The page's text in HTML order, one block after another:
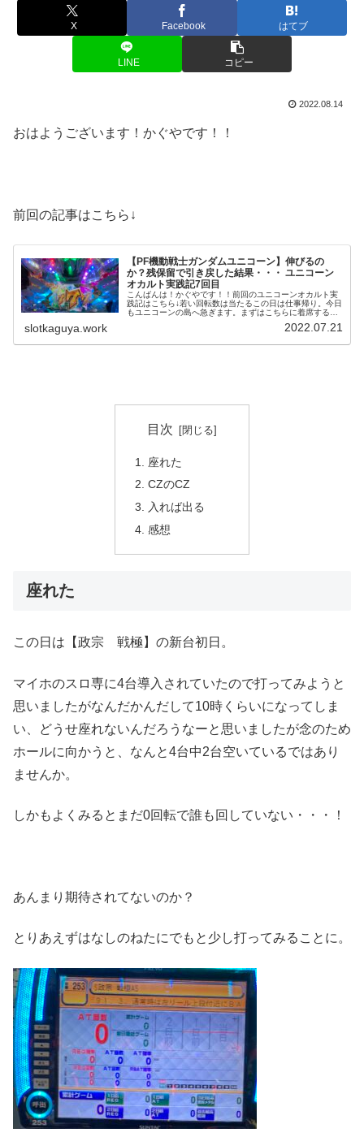
X Facebook はてブ
LINE コピー
2022.08.14
おはようございます！かぐやです！！
前回の記事はこちら↓
【PF機動戦士ガンダムユニコーン】伸びるの
か？残保留で引き戻した結果・・・ ユニコーン
オカルト実践記7回目
こんばんは！かぐやです！！前回のユニコーンオカルト実
践記はこちら↓若い回転数は当たるこの日は仕事帰り。今日
もユニコーンの島へ急ぎます。まずはこちらに着席するも
slotkaguya.work 2022.07.21
目次
座れた
CZのCZ
入れば出る
感想
座れた
この日は【政宗 戦極】の新台初日。
マイホのスロ専に4台導入されていたので打ってみようと
思いましたがなんだかんだして10時くらいになってしま
い、どうせ座れないんだろうなーと思いましたが念のため
ホールに向かうと、なんと4台中2台空いているではあり
ませんか。
しかもよくみるとまだ0回転で誰も回していない・・・！
あんまり期待されてないのか？
とりあえずはなしのねたにでもと少し打ってみることに。